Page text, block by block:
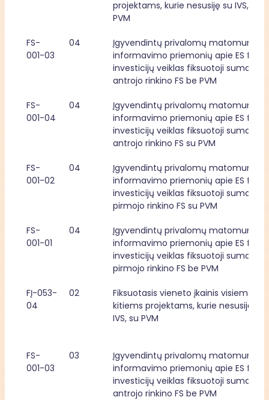
projektams, kurie nesusiję su IVS, su
PVM
FS-
001-03
04
Įgyvendintų privalomų matomumo ir
informavimo priemonių apie ES
investicijų veiklas fiksuotoji suma,
antrojo rinkino FS be PVM
FS-
001-04
04
Įgyvendintų privalomų matomumo ir
informavimo priemonių apie ES
investicijų veiklas fiksuotoji suma,
antrojo rinkino FS su PVM
FS-
001-02
04
Įgyvendintų privalomų matomumo ir
informavimo priemonių apie ES
investicijų veiklas fiksuotoji suma,
pirmojo rinkino FS su PVM
FS-
001-01
04
Įgyvendintų privalomų matomumo ir
informavimo priemonių apie ES
investicijų veiklas fiksuotoji suma,
pirmojo rinkino FS be PVM
FĮ-053-
04
02
Fiksuotasis vieneto įkainis visiems
kitiems projektams, kurie nesusiję su
IVS, su PVM
FS-
001-03
03
Įgyvendintų privalomų matomumo ir
informavimo priemonių apie ES
investicijų veiklas fiksuotoji suma,
antrojo rinkino FS be PVM